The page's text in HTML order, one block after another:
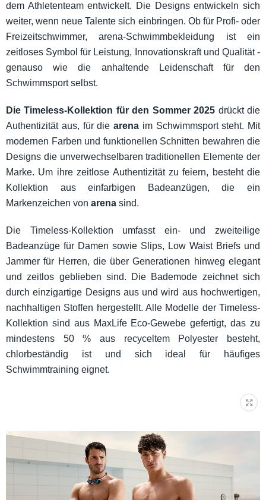
dem Athletenteam entwickelt. Die Designs entwickeln sich
weiter, wenn neue Talente sich einbringen. Ob für Profi- oder
Freizeitschwimmer, arena-Schwimmbekleidung ist ein
zeitloses Symbol für Leistung, Innovationskraft und Qualität -
genauso wie die anhaltende Leidenschaft für den
Schwimmsport selbst.
Die Timeless-Kollektion für den Sommer 2025 drückt die
Authentizität aus, für die arena im Schwimmsport steht. Mit
modernen Farben und funktionellen Schnitten bewahren die
Designs die unverwechselbaren traditionellen Elemente der
Marke. Um ihre zeitlose Authentizität zu feiern, besteht die
Kollektion aus einfarbigen Badeanzügen, die ein
Markenzeichen von arena sind.
Die Timeless-Kollektion umfasst ein- und zweiteilige
Badeanzüge für Damen sowie Slips, Low Waist Briefs und
Jammer für Herren, die über Generationen hinweg elegant
und zeitlos geblieben sind. Die Bademode zeichnet sich
durch einzigartige Designs aus und wird aus hochwertigen,
nachhaltigen Stoffen hergestellt. Alle Modelle der Timeless-
Kollektion sind aus MaxLife Eco-Gewebe gefertigt, das zu
mindestens 50 % aus recyceltem Polyester besteht,
chlorbeständig ist und sich ideal für häufiges
Schwimmtraining eignet.